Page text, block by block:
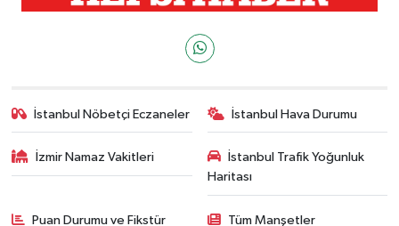
İstanbul Nöbetçi Eczaneler İstanbul Hava Durumu
İzmir Namaz Vakitleri
İstanbul Trafik Yoğunluk
Haritası
Puan Durumu ve Fikstür Tüm Manşetler